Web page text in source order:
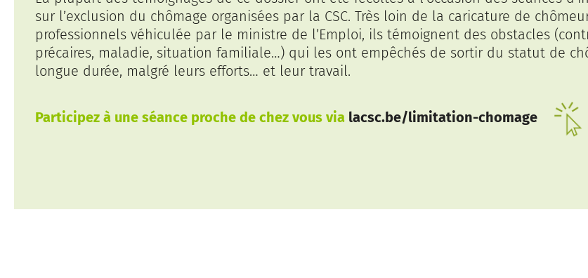
sur l’exclusion du chômage organisées par la CSC. Très loin de la caricature de
professionnels véhiculée par le ministre de l’Emploi, ils témoignent des obstacles
précaires, maladie, situation familiale…) qui les ont empêchés de sortir du statut de
longue durée, malgré leurs efforts… et leur travail.
Participez à une séance proche de chez vous via lacsc.be/limitation-chomage